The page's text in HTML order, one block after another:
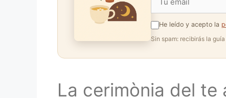
He leído y acepto la
Sin spam: recibirás la
La cerimònia del te